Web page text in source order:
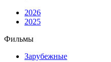
2026
2025
Фильмы
Зарубежные